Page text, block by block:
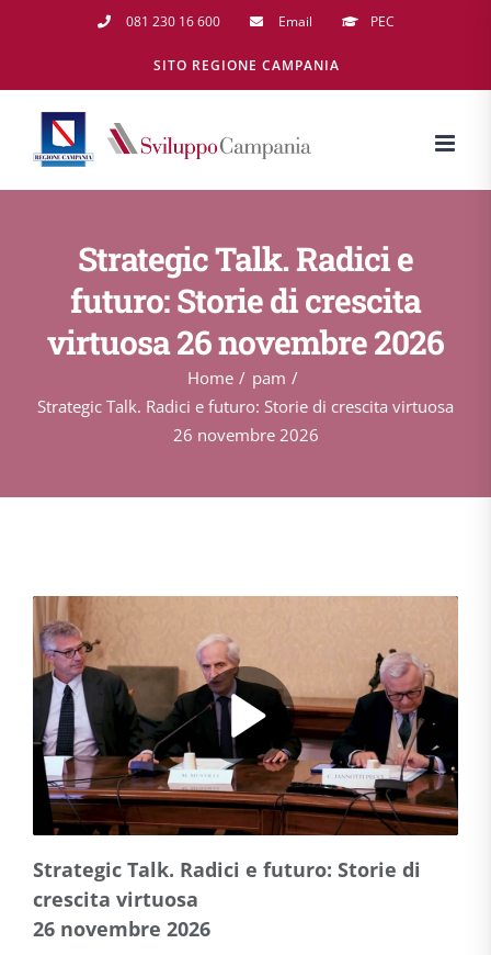
081 230 16 600 Email PEC
SITO REGIONE CAMPANIA
Strategic Talk. Radici e
futuro: Storie di crescita
virtuosa 26 novembre 2026
Home
pam
Strategic Talk. Radici e futuro: Storie di crescita virtuosa
26 novembre 2026
Strategic Talk. Radici e futuro: Storie di
crescita virtuosa
26 novembre 2026